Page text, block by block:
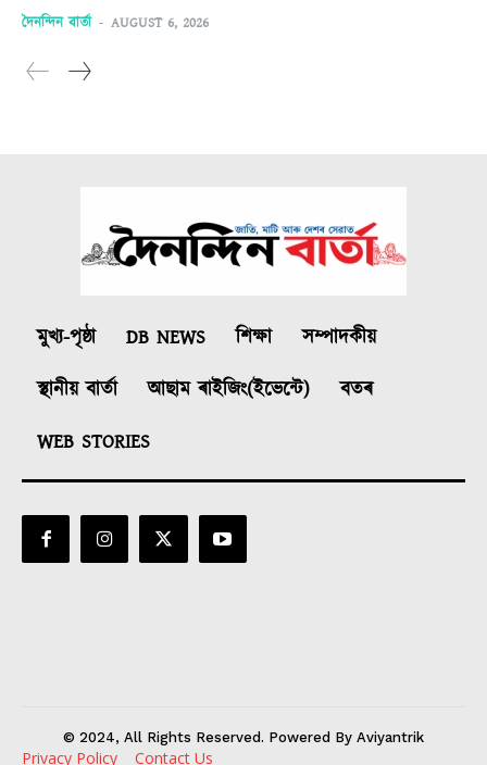
দৈনন্দিন বাৰ্তা - AUGUST 6, 2026
মুখ্য-পৃষ্ঠা DB NEWS শিক্ষা
সম্পাদকীয়
স্থানীয় বাৰ্তা
আছাম ৰাইজিং(ইভেন্টে)
বতৰ
WEB STORIES
© 2024, All Rights Reserved. Powered By Aviyantrik
Privacy Policy Contact Us